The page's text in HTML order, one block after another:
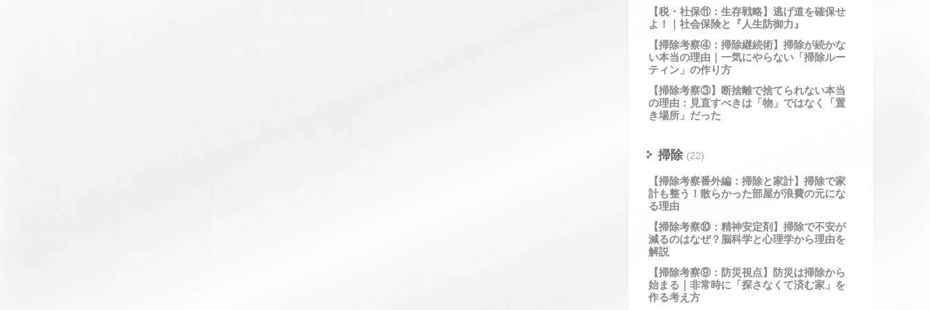
【税・社保⑪：生存戦略】逃げ道を確保せ
よ！｜社会保険と『人生防御力』
【掃除考察④：掃除継続術】掃除が続かな
い本当の理由｜一気にやらない「掃除ルー
ティン」の作り方
【掃除考察③】断捨離で捨てられない本当
の理由：見直すべきは「物」ではなく「置
き場所」だった
掃除 (22)
【掃除考察番外編：掃除と家計】掃除で家
計も整う！散らかった部屋が浪費の元にな
る理由
【掃除考察⑩：精神安定剤】掃除で不安が
減るのはなぜ？脳科学と心理学から理由を
解説
【掃除考察⑨：防災視点】防災は掃除から
始まる｜非常時に「探さなくて済む家」を
作る考え方